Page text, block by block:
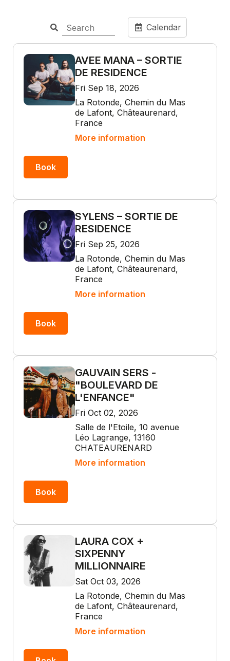
Calendar
AVEE MANA – SORTIE
DE RESIDENCE
Fri Sep 18, 2026
La Rotonde, Chemin du Mas
de Lafont, Châteaurenard,
France
More information
Book
SYLENS – SORTIE DE
RESIDENCE
Fri Sep 25, 2026
La Rotonde, Chemin du Mas
de Lafont, Châteaurenard,
France
More information
Book
GAUVAIN SERS -
"BOULEVARD DE
L'ENFANCE"
Fri Oct 02, 2026
Salle de l'Etoile, 10 avenue
Léo Lagrange, 13160
CHATEAURENARD
More information
Book
LAURA COX +
SIXPENNY
MILLIONNAIRE
Sat Oct 03, 2026
La Rotonde, Chemin du Mas
de Lafont, Châteaurenard,
France
More information